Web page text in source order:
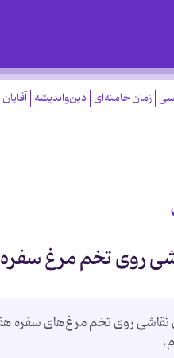
زمان خامنه‌ای دین‌واندیشه آقایان
روی تخم مرغ
نقاشی روی تخم مرغ‌های